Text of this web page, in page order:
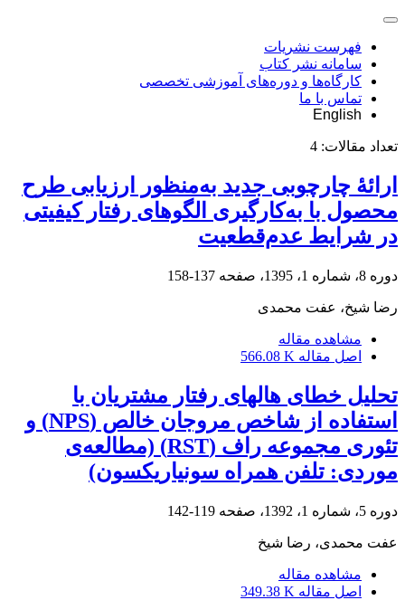
فهرست نشریات
سامانه نشر کتاب
کارگاه‌ها و دوره‌های آموزشی تخصصی
تماس با ما
English
تعداد مقالات: 4
ارائۀ چارچوبی جدید به‌منظور ارزیابی طرح
محصول با به‌کارگیری الگوهای رفتار کیفیتی
در شرایط عدم‌قطعیت
دوره 8، شماره 1، 1395، صفحه 137-158
رضا شیخ، عفت محمدی
مشاهده مقاله
اصل مقاله 566.08 K
تحلیل خطای هاله‏ای رفتار مشتریان با
استفاده از شاخص مروجان خالص (NPS) و
تئوری مجموعه راف (RST) (مطالعه‌ی
موردی: تلفن همراه سونی‏اریکسون)
دوره 5، شماره 1، 1392، صفحه 119-142
عفت محمدی، رضا شیخ
مشاهده مقاله
اصل مقاله 349.38 K